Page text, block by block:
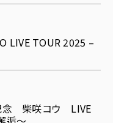
LIVE TOUR 2025 –
念 柴咲コウ LIVE